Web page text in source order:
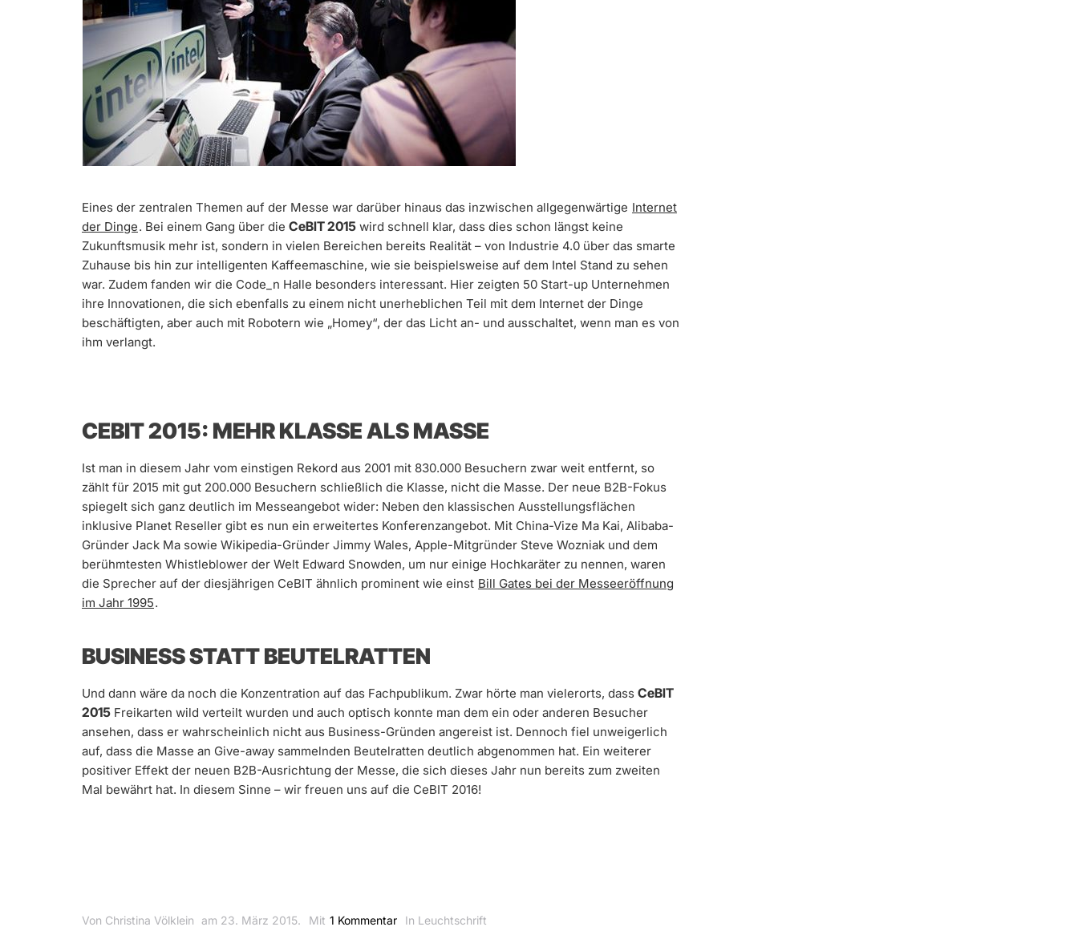
Eines der zentralen Themen auf der Messe war darüber hinaus das inzwischen allgegenwärtige Internet
der Dinge. Bei einem Gang über die CeBIT 2015 wird schnell klar, dass dies schon längst keine
Zukunftsmusik mehr ist, sondern in vielen Bereichen bereits Realität – von Industrie 4.0 über das smarte
Zuhause bis hin zur intelligenten Kaffeemaschine, wie sie beispielsweise auf dem Intel Stand zu sehen
war. Zudem fanden wir die Code_n Halle besonders interessant. Hier zeigten 50 Start-up Unternehmen
ihre Innovationen, die sich ebenfalls zu einem nicht unerheblichen Teil mit dem Internet der Dinge
beschäftigten, aber auch mit Robotern wie „Homey“, der das Licht an- und ausschaltet, wenn man es von
ihm verlangt.
CEBIT 2015: MEHR KLASSE ALS MASSE
Ist man in diesem Jahr vom einstigen Rekord aus 2001 mit 830.000 Besuchern zwar weit entfernt, so
zählt für 2015 mit gut 200.000 Besuchern schließlich die Klasse, nicht die Masse. Der neue B2B-Fokus
spiegelt sich ganz deutlich im Messeangebot wider: Neben den klassischen Ausstellungsflächen
inklusive Planet Reseller gibt es nun ein erweitertes Konferenzangebot. Mit China-Vize Ma Kai, Alibaba-
Gründer Jack Ma sowie Wikipedia-Gründer Jimmy Wales, Apple-Mitgründer Steve Wozniak und dem
berühmtesten Whistleblower der Welt Edward Snowden, um nur einige Hochkaräter zu nennen, waren
die Sprecher auf der diesjährigen CeBIT ähnlich prominent wie einst Bill Gates bei der Messeeröffnung
im Jahr 1995.
BUSINESS STATT BEUTELRATTEN
Und dann wäre da noch die Konzentration auf das Fachpublikum. Zwar hörte man vielerorts, dass CeBIT
2015 Freikarten wild verteilt wurden und auch optisch konnte man dem ein oder anderen Besucher
ansehen, dass er wahrscheinlich nicht aus Business-Gründen angereist ist. Dennoch fiel unweigerlich
auf, dass die Masse an Give-away sammelnden Beutelratten deutlich abgenommen hat. Ein weiterer
positiver Effekt der neuen B2B-Ausrichtung der Messe, die sich dieses Jahr nun bereits zum zweiten
Mal bewährt hat. In diesem Sinne – wir freuen uns auf die CeBIT 2016!
Von Christina Völklein am 23. März 2015. Mit 1 Kommentar In Leuchtschrift